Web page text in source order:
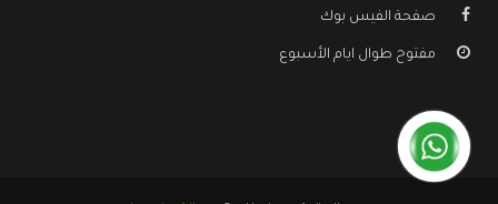
صفحة الفيس بوك
مفتوح طوال ايام الأسبوع